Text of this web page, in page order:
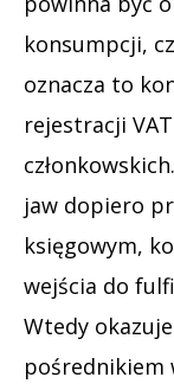
konsumpcji,
oznacza to
rejestracji
jaw dopiero
księgowym,
wejścia do
Wtedy
pośrednikiem